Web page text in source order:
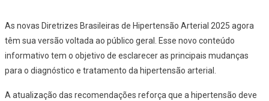
As novas Diretrizes Brasileiras de Hipertensão Arterial 2025 agora
têm sua versão voltada ao público geral. Esse novo conteúdo
informativo tem o objetivo de esclarecer as principais mudanças
para o diagnóstico e tratamento da hipertensão arterial.
A atualização das recomendações reforça que a hipertensão deve